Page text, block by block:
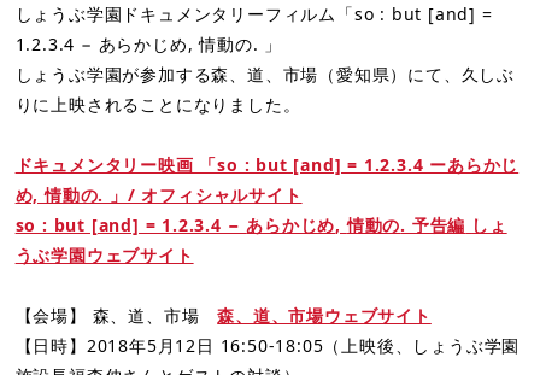
しょうぶ学園ドキュメンタリーフィルム「so : but [and] =
1.2.3.4 − あらかじめ, 情動の. 」
しょうぶ学園が参加する森、道、市場（愛知県）にて、久しぶ
りに上映されることになりました。
ドキュメンタリー映画 「so : but [and] = 1.2.3.4 ーあらかじ
め, 情動の. 」/ オフィシャルサイト
so : but [and] = 1.2.3.4 − あらかじめ,情動の. 予告編 しょ
うぶ学園ウェブサイト
【会場】 森、道、市場森、道、市場ウェブサイト
【日時】2018年5月12日 16:50-18:05（上映後、しょうぶ学園